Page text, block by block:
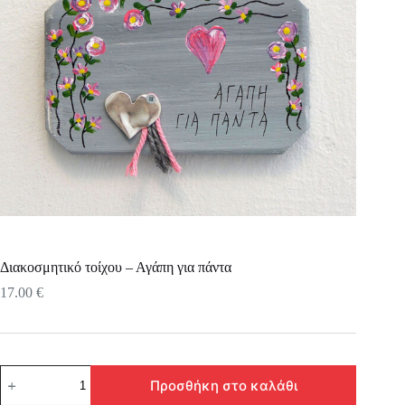
Διακοσμητικό τοίχου – Αγάπη για πάντα
17.00 €
τοίχου
Προσθήκη στο καλάθι